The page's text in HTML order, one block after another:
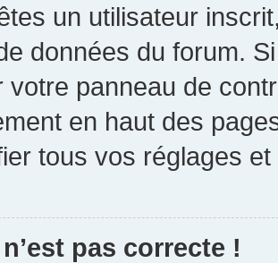
un utilisateur
données du forum.
votre panneau de
en haut des
tous vos réglages
n’est pas correcte !